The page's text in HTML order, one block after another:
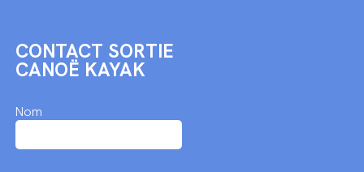
CONTACT SORTIE
CANOË KAYAK
Nom